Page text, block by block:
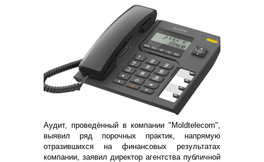
Аудит, проведённый в компании "Moldtelecom",
выявил ряд порочных практик, напрямую
отразившихся на финансовых результатах
компании, заявил директор агентства публичной